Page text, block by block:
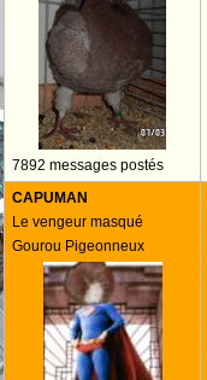
7892 messages postés
CAPUMAN
Le vengeur masqué
Gourou Pigeonneux